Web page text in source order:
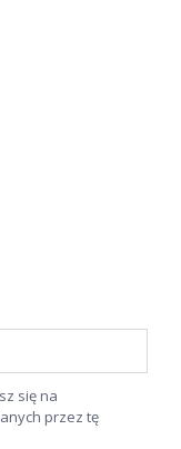
się na
przez tę